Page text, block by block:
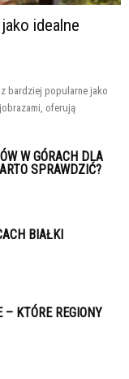
idealne
bardziej popularne jako
oferują
W GÓRACH DLA
SPRAWDZIĆ?
BIAŁKI
KTÓRE REGIONY